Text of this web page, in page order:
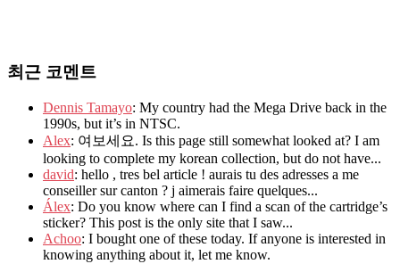
최근 코멘트
Dennis Tamayo: My country had the Mega Drive back in the
1990s, but it’s in NTSC.
Alex: 여보세요. Is this page still somewhat looked at? I am
looking to complete my korean collection, but do not have...
david: hello , tres bel article ! aurais tu des adresses a me
conseiller sur canton ? j aimerais faire quelques...
Álex: Do you know where can I find a scan of the cartridge’s
sticker? This post is the only site that I saw...
Achoo: I bought one of these today. If anyone is interested in
knowing anything about it, let me know.